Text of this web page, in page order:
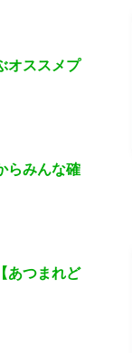
オススメプ
らみんな確
あつまれど